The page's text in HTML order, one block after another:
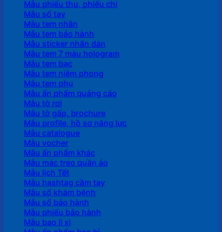
Mẫu phiếu thu, phiếu chi
Mẫu sổ tay
Mẫu tem nhãn
Mẫu tem bảo hành
Mẫu sticker nhãn dán
Mẫu tem 7 màu hologram
Mẫu tem bạc
Mẫu tem niêm phong
Mẫu tem phụ
Mẫu ấn phẩm quảng cáo
Mẫu tờ rơi
Mẫu tờ gấp, brochure
Mẫu profile, hồ sơ năng lực
Mẫu catalogue
Mẫu vocher
Mẫu ấn phẩm khác
Mẫu mác treo quần áo
Mẫu lịch Tết
Mẫu hashtag cầm tay
Mẫu sổ khám bệnh
Mẫu sổ bảo hành
Mẫu phiếu bảo hành
Mẫu bao lì xì